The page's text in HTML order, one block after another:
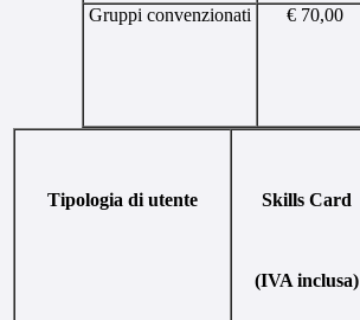
Gruppi convenzionati € 70,00
Tipologia di utente Skills Card
(IVA inclusa)